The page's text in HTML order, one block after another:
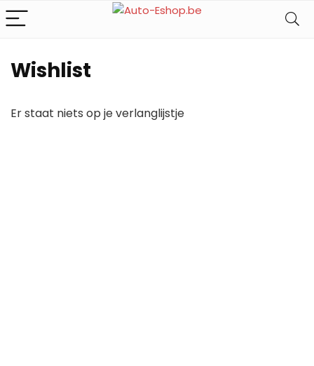
Wishlist
Er staat niets op je verlanglijstje